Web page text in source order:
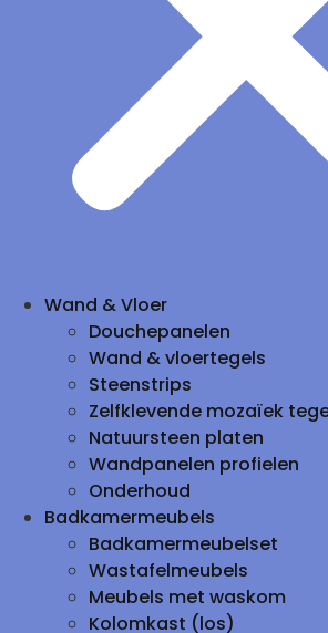
Wand & Vloer
Douchepanelen
Wand & vloertegels
Steenstrips
Zelfklevende mozaïek
Natuursteen platen
Wandpanelen profielen
Onderhoud
Badkamermeubels
Badkamermeubelset
Wastafelmeubels
Meubels met waskom
Kolomkast (los)